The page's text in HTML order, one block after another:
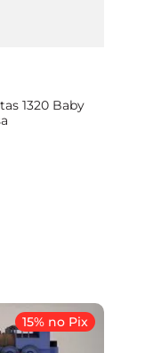
1320 Baby
15% no Pix